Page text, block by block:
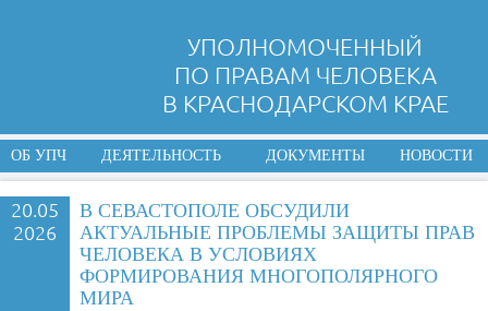
УПОЛНОМОЧЕННЫЙ
ПО ПРАВАМ ЧЕЛОВЕКА
В КРАСНОДАРСКОМ КРАЕ
ОБ УПЧ ДЕЯТЕЛЬНОСТЬ ДОКУМЕНТЫ НОВОСТИ
20.05
2026
В СЕВАСТОПОЛЕ ОБСУДИЛИ
АКТУАЛЬНЫЕ ПРОБЛЕМЫ ЗАЩИТЫ ПРАВ
ЧЕЛОВЕКА В УСЛОВИЯХ
ФОРМИРОВАНИЯ МНОГОПОЛЯРНОГО
МИРА